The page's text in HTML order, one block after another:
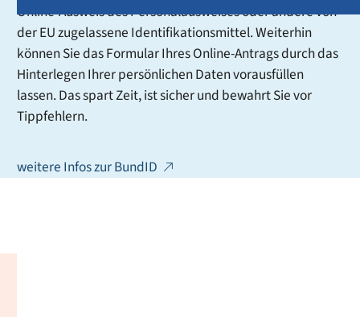
Online-Ausweis des Personalausweises oder andere von
der EU zugelassene Identifikationsmittel. Weiterhin
können Sie das Formular Ihres Online-Antrags durch das
Hinterlegen Ihrer persönlichen Daten vorausfüllen
lassen. Das spart Zeit, ist sicher und bewahrt Sie vor
Tippfehlern.
weitere Infos zur BundID